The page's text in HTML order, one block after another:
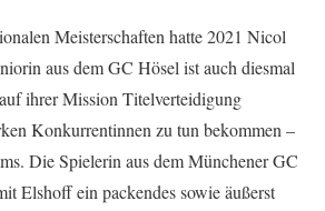
Meisterschaften hatte 2021 Nicol
aus dem GC Hösel ist auch diesmal
ihrer Mission Titelverteidigung
Konkurrentinnen zu tun bekommen –
Die Spielerin aus dem Münchener GC
Elshoff ein packendes sowie äußerst